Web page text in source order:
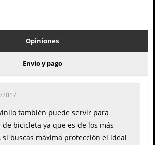
Opiniones
Envío y pago
2017
también puede servir para
bicicleta ya que es de los más
si buscas máxima protección el ideal